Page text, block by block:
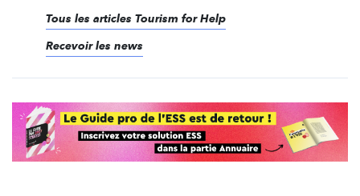
Tous les articles Tourism for Help
Recevoir les news